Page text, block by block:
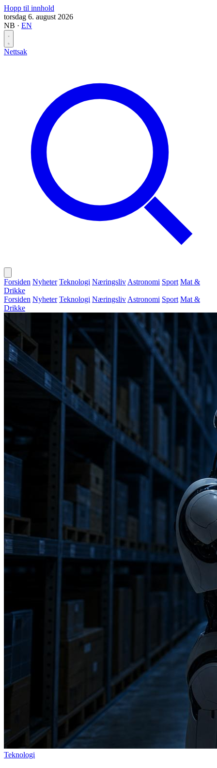
Hopp til innhold
torsdag 6. august 2026
NB · EN
Nettsak
Forsiden Nyheter Teknologi Næringsliv Astronomi Sport Mat &
Drikke
Forsiden Nyheter Teknologi Næringsliv Astronomi Sport Mat &
Drikke
Teknologi